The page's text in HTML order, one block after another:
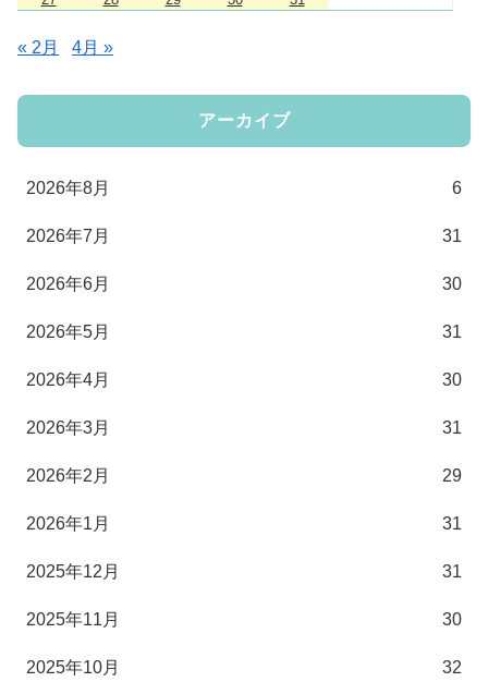
« 2月 4月 »
アーカイブ
2026年8月 6
2026年7月 31
2026年6月 30
2026年5月 31
2026年4月 30
2026年3月 31
2026年2月 29
2026年1月 31
2025年12月 31
2025年11月 30
2025年10月 32